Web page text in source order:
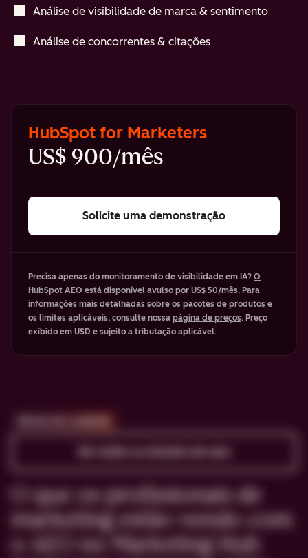
Análise de visibilidade de marca & sentimento
Análise de concorrentes & citações
HubSpot for Marketers
US$ 900/mês
Solicite uma demonstração
Precisa apenas do monitoramento de visibilidade em IA? O
HubSpot AEO está disponível avulso por US$ 50/mês. Para
informações mais detalhadas sobre os pacotes de produtos e
os limites aplicáveis, consulte nossa página de preços. Preço
exibido em USD e sujeito a tributação aplicável.
O que os profissionais de
marketing estão vendo com
o AEO no Marketing Hub